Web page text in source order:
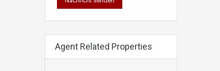
Agent Related Properties